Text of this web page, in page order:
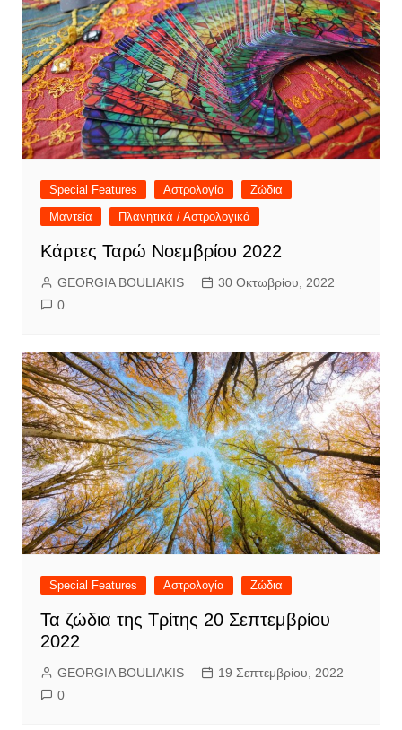
Special Features Αστρολογία
Ζώδια
Μαντεία
Πλανητικά / Αστρολογικά
Κάρτες Ταρώ Νοεμβρίου 2022
GEORGIA BOULIAKIS
30 Οκτωβρίου, 2022
0
Special Features Αστρολογία Ζώδια
Τα ζώδια της Τρίτης 20 Σεπτεμβρίου
2022
GEORGIA BOULIAKIS
19 Σεπτεμβρίου, 2022
0